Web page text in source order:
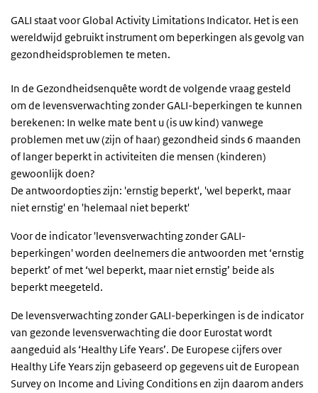
GALI staat voor Global Activity Limitations Indicator. Het is een
wereldwijd gebruikt instrument om beperkingen als gevolg van
gezondheidsproblemen te meten.
In de Gezondheidsenquête wordt de volgende vraag gesteld
om de levensverwachting zonder GALI-beperkingen te kunnen
berekenen: In welke mate bent u (is uw kind) vanwege
problemen met uw (zijn of haar) gezondheid sinds 6 maanden
of langer beperkt in activiteiten die mensen (kinderen)
gewoonlijk doen?
De antwoordopties zijn: 'ernstig beperkt', 'wel beperkt, maar
niet ernstig' en 'helemaal niet beperkt'
Voor de indicator 'levensverwachting zonder GALI-
beperkingen' worden deelnemers die antwoorden met ‘ernstig
beperkt’ of met ‘wel beperkt, maar niet ernstig’ beide als
beperkt meegeteld.
De levensverwachting zonder GALI-beperkingen is de indicator
van gezonde levensverwachting die door Eurostat wordt
aangeduid als ‘Healthy Life Years’. De Europese cijfers over
Healthy Life Years zijn gebaseerd op gegevens uit de European
Survey on Income and Living Conditions en zijn daarom anders